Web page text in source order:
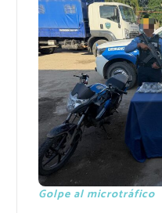
Golpe al microtráfico